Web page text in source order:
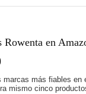
Rowenta en
marcas más fiables
mismo cinco